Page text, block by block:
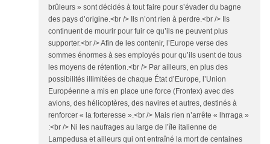
brûleurs » sont décidés à tout faire pour s’évader du bagne
des pays d’origine.<br /> Ils n’ont rien à perdre.<br /> Ils
continuent de mourir pour fuir ce qu’ils ne peuvent plus
supporter.<br /> Afin de les contenir, l’Europe verse des
sommes énormes à ses employés pour qu’ils usent de tous
les moyens de rétention.<br /> Par ailleurs, en plus des
possibilités illimitées de chaque État d’Europe, l’Union
Européenne a mis en place une force (Frontex) avec des
avions, des hélicoptères, des navires et autres, destinés à
renforcer « la forteresse ».<br /> Mais rien n’arrête « lhrraga »
:<br /> Ni les naufrages au large de l’île italienne de
Lampedusa et ailleurs qui ont entraîné la mort de centaines